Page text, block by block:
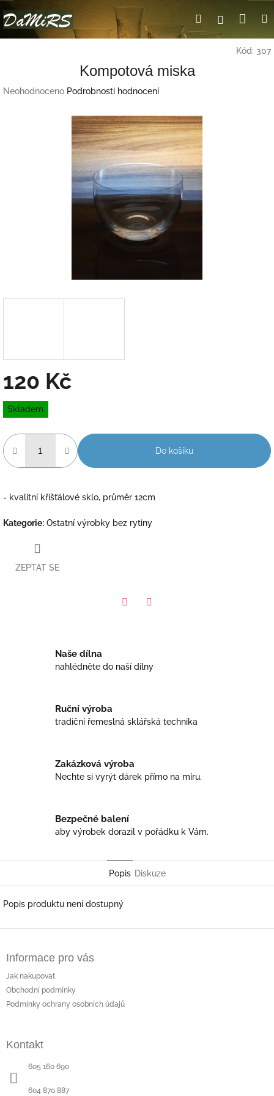
na
obsah
HledatPřihlášení
Kód: 307
Kompotová miska
Průměrné
Neohodnoceno Podrobnosti hodnocení
120 Kč
Měrná
cena:
Skladem
Do košíku
- kvalitní křišťálové sklo, průměr 12cm
Kategorie: Ostatní výrobky bez rytiny
ZEPTAT SE
Naše dílna
nahlédněte do naší dílny
Ruční výroba
tradiční řemeslná sklářská technika
Zakázková výroba
Nechte si vyrýt dárek přímo na míru.
Bezpečné balení
aby výrobek dorazil v pořádku k Vám.
Popis Diskuze
Popis produktu není dostupný
Informace pro vás
Jak nakupovat
Obchodní podmínky
Podmínky ochrany osobních údajů
Kontakt
605 160 690
604 870 887